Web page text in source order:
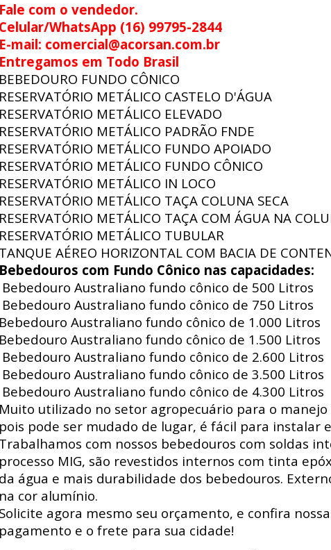
Fale com o vendedor.
Celular/WhatsApp (16) 99795-2844
E-mail: comercial@acorsan.com.br
Entregamos em Todo Brasil
BEBEDOURO FUNDO CÔNICO
RESERVATÓRIO METÁLICO CASTELO D'ÁGUA
RESERVATÓRIO METÁLICO ELEVADO
RESERVATÓRIO METÁLICO PADRÃO FNDE
RESERVATÓRIO METÁLICO FUNDO APOIADO
RESERVATÓRIO METÁLICO FUNDO CÔNICO
RESERVATÓRIO METÁLICO IN LOCO
RESERVATÓRIO METÁLICO TAÇA COLUNA SECA
RESERVATÓRIO METÁLICO TAÇA COM ÁGUA NA
RESERVATÓRIO METÁLICO TUBULAR
TANQUE AÉREO HORIZONTAL COM BACIA DE
Bebedouros com Fundo Cônico nas capacidades:
Bebedouro Australiano fundo cônico de 500 Litros
Bebedouro Australiano fundo cônico de 750 Litros
Bebedouro Australiano fundo cônico de 1.000 Litros
Bebedouro Australiano fundo cônico de 1.500 Litros
Bebedouro Australiano fundo cônico de 2.600 Litros
Bebedouro Australiano fundo cônico de 3.500 Litros
Bebedouro Australiano fundo cônico de 4.300 Litros
Muito utilizado no setor agropecuário para o
pois pode ser mudado de lugar, é fácil para instalar
Trabalhamos com nossos bebedouros com soldas
processo MIG, são revestidos internos com tinta
da água e mais durabilidade dos bebedouros.
na cor alumínio.
Solicite agora mesmo seu orçamento, e confira
pagamento e o frete para sua cidade!